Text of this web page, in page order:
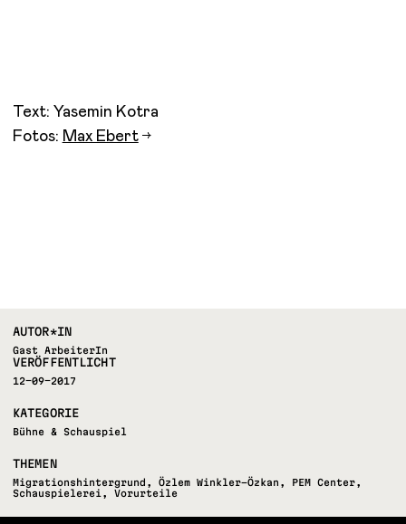
Text: Yasemin Kotra
Fotos: Max Ebert
AUTOR*IN
Gast ArbeiterIn
VERÖFFENTLICHT
12-09-2017
KATEGORIE
Bühne & Schauspiel
THEMEN
Migrationshintergrund ,Özlem Winkler-Özkan , PEM Center,
Schauspielerei ,Vorurteile